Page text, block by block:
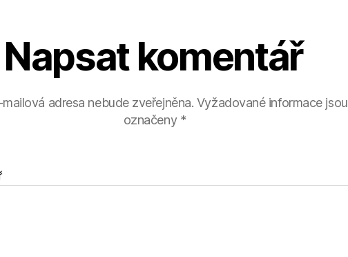
Napsat komentář
adresa nebude zveřejněna. Vyžadované informace jsou
označeny *